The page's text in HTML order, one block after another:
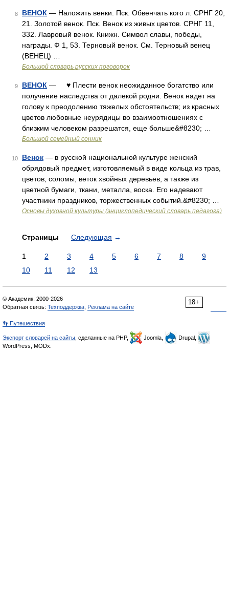
8 ВЕНОК — Наложить венки. Пск. Обвенчать кого л. СРНГ 20,
21. Золотой венок. Пск. Венок из живых цветов. СРНГ 11,
332. Лавровый венок. Книжн. Символ славы, победы,
награды. Ф 1, 53. Терновый венок. См. Терновый венец
(ВЕНЕЦ) …
Большой словарь русских поговорок
9 ВЕНОК — ♥ Плести венок неожиданное богатство или
получение наследства от далекой родни. Венок надет на
голову к преодолению тяжелых обстоятельств; из красных
цветов любовные неурядицы во взаимоотношениях с
близким человеком разрешатся, еще больше&#8230; …
Большой семейный сонник
10 Венок — в русской национальной культуре женский
обрядовый предмет, изготовляемый в виде кольца из трав,
цветов, соломы, веток хвойных деревьев, а также из
цветной бумаги, ткани, металла, воска. Его надевают
участники праздников, торжественных событий.&#8230; …
Основы духовной культуры (энциклопедический словарь педагога)
Страницы Следующая →
1 2 3 4 5 6 7 8
9
10
11 12 13
18+
© Академик, 2000-2026
Обратная связь: Техподдержка Реклама на сайте
👣 Путешествия
Экспорт словарей на сайты , сделанные на PHP, Joomla,
Drupal,
WordPress, MODx.